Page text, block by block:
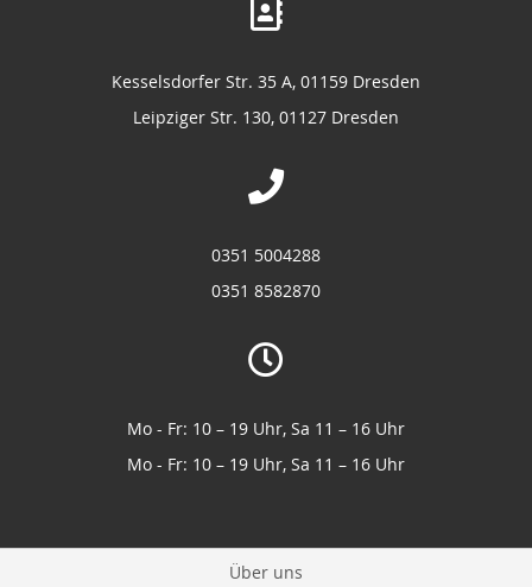
Kesselsdorfer Str. 35 A, 01159 Dresden
Leipziger Str. 130, 01127 Dresden
0351 5004288
0351 8582870
Mo - Fr: 10 – 19 Uhr, Sa 11 – 16 Uhr
Mo - Fr: 10 – 19 Uhr, Sa 11 – 16 Uhr
Über uns